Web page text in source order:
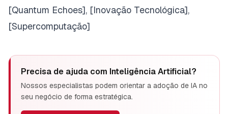
[Quantum Echoes], [Inovação Tecnológica],
[Supercomputação]
Precisa de ajuda com Inteligência Artificial?
Nossos especialistas podem orientar a adoção de IA no
seu negócio de forma estratégica.